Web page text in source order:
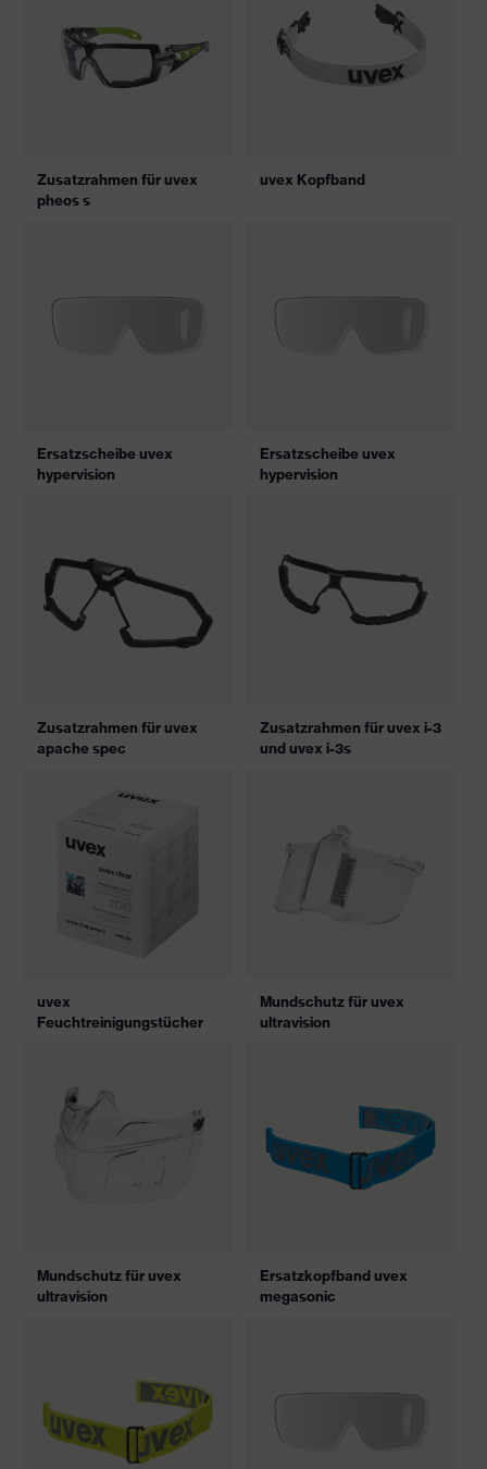
Zusatzrahmen für uvex
pheos s
uvex Kopfband
Ersatzscheibe uvex
hypervision
Ersatzscheibe uvex
hypervision
Zusatzrahmen für uvex
apache spec
Zusatzrahmen für uvex i-3
und uvex i-3s
uvex
Feuchtreinigungstücher
Mundschutz für uvex
ultravision
Mundschutz für uvex
ultravision
Ersatzkopfband uvex
megasonic